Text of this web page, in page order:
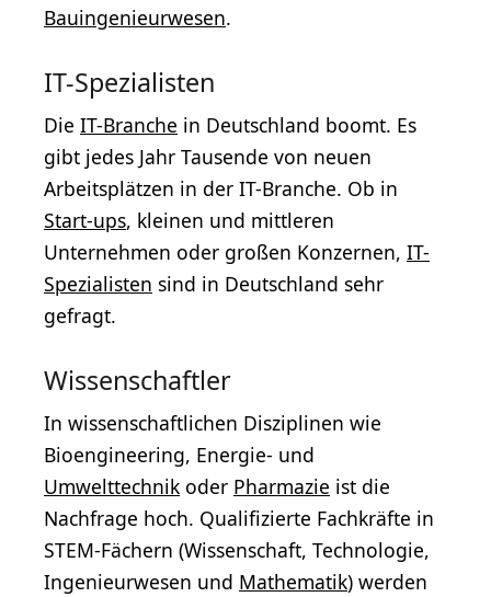
Bauingenieurwesen.
IT-Spezialisten
Die IT-Branche in Deutschland boomt. Es
gibt jedes Jahr Tausende von neuen
Arbeitsplätzen in der IT-Branche. Ob in
Start-ups, kleinen und mittleren
Unternehmen oder großen Konzernen, IT-
Spezialisten sind in Deutschland sehr
gefragt.
Wissenschaftler
In wissenschaftlichen Disziplinen wie
Bioengineering, Energie- und
Umwelttechnik oder Pharmazie ist die
Nachfrage hoch. Qualifizierte Fachkräfte in
STEM-Fächern (Wissenschaft, Technologie,
Ingenieurwesen und Mathematik) werden